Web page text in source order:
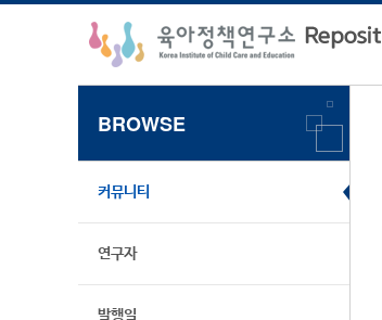
BROWSE
커뮤니티
연구자
발행일